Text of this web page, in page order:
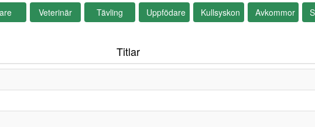
Titlar